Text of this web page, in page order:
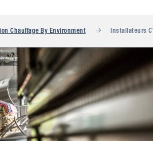
Chauffage By Environment Installateurs